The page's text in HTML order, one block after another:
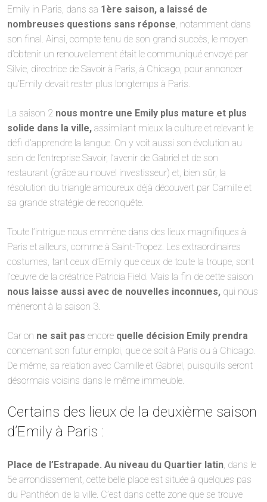
Emily in Paris, dans sa 1ère saison, a laissé de
nombreuses questions sans réponse , notamment dans
son final. Ainsi, compte tenu de son grand succès, le moyen
d’obtenir un renouvellement était le communiqué envoyé par
Silvie, directrice de Savoir à Paris, à Chicago, pour annoncer
qu’Emily devait rester plus longtemps à Paris.
La saison 2 nous montre une Emily plus mature et plus
solide dans la ville, assimilant mieux la culture et relevant le
défi d’apprendre la langue. On y voit aussi son évolution au
sein de l’entreprise Savoir, l’avenir de Gabriel et de son
restaurant (grâce au nouvel investisseur) et, bien sûr, la
résolution du triangle amoureux déjà découvert par Camille et
sa grande stratégie de reconquête.
Toute l’intrigue nous emmène dans des lieux magnifiques à
Paris et ailleurs, comme à Saint-Tropez. Les extraordinaires
costumes, tant ceux d’Emily que ceux de toute la troupe, sont
l’œuvre de la créatrice Patricia Field. Mais la fin de cette saison
nous laisse aussi avec de nouvelles inconnues, qui nous
mèneront à la saison 3.
Car on ne sait pas encore quelle décision Emily prendra
concernant son futur emploi, que ce soit à Paris ou à Chicago.
De même, sa relation avec Camille et Gabriel, puisqu’ils seront
désormais voisins dans le même immeuble.
Certains des lieux de la deuxième saison
d’Emily à Paris :
Place de l’Estrapade. Au niveau du Quartier latin , dans le
5e arrondissement, cette belle place est située à quelques pas
du Panthéon de la ville. C’est dans cette zone que se trouve